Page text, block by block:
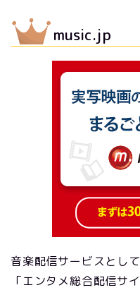
music.jp
音楽配信サービスとし
「エンタメ総合配信サ